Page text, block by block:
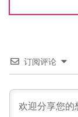
订阅评论